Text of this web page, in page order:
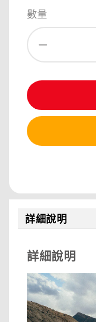
數量
詳細說明
詳細說明